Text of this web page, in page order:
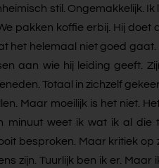
stil. Ongemakkelijk.
pakken koffie erbij. Hij doet
het helemaal niet goed
aan wie hij leiding geeft.
Totaal in zichzelf
Maar moeilijk is het niet.
minuut weet ik wat ik al
besproken. Maar kritiek
zijn. Tuurlijk ben ik er.